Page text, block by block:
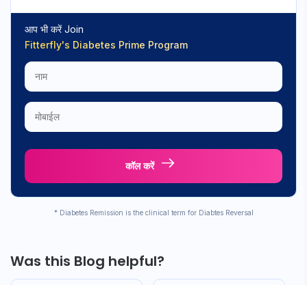
आप भी करें Join
Fitterfly's Diabetes Prime Program
कॉल करें
* Diabetes Remission is the clinical term for Diabtes Reversal
Was this Blog helpful?
Sign up for
Free Newsletter